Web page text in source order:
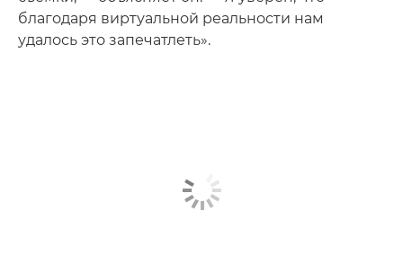
благодаря виртуальной реальности нам
удалось это запечатлеть».